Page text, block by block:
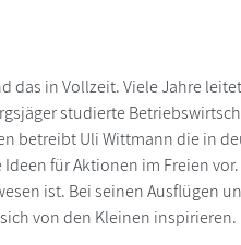
das in Vollzeit. Viele Jahre
studierte
betreibt Uli Wittmann die in
für Aktionen im Freien
ist. Bei seinen Ausflügen
von den Kleinen inspirieren.